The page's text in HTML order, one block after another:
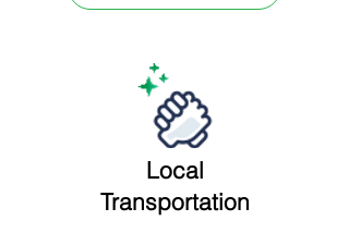
Local
Transportation